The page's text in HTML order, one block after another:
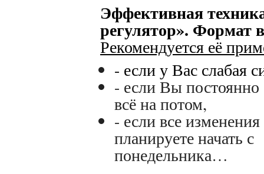
Эффективная
регулятор». Формат
Рекомендуется её
- если у Вас слабая
- если Вы постоянно
всё на потом,
- если все
планируете начать с
понедельника…